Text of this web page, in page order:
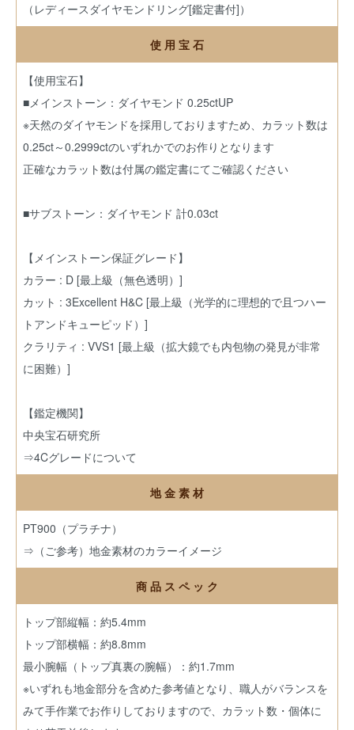
（レディースダイヤモンドリング[鑑定書付]）
使 用 宝 石
【使用宝石】
■メインストーン：ダイヤモンド 0.25ctUP
※天然のダイヤモンドを採用しておりますため、カラット数は
0.25ct～0.2999ctのいずれかでのお作りとなります
正確なカラット数は付属の鑑定書にてご確認ください
■サブストーン：ダイヤモンド 計0.03ct
【メインストーン保証グレード】
カラー : D [最上級（無色透明）]
カット : 3Excellent H&C [最上級（光学的に理想的で且つハー
トアンドキューピッド）]
クラリティ : VVS1 [最上級（拡大鏡でも内包物の発見が非常
に困難）]
【鑑定機関】
中央宝石研究所
⇒4Cグレードについて
地 金 素 材
PT900（プラチナ）
⇒（ご参考）地金素材のカラーイメージ
商 品 ス ペ ッ ク
トップ部縦幅：約5.4mm
トップ部横幅：約8.8mm
最小腕幅（トップ真裏の腕幅）：約1.7mm
※いずれも地金部分を含めた参考値となり、職人がバランスを
みて手作業でお作りしておりますので、カラット数・個体に